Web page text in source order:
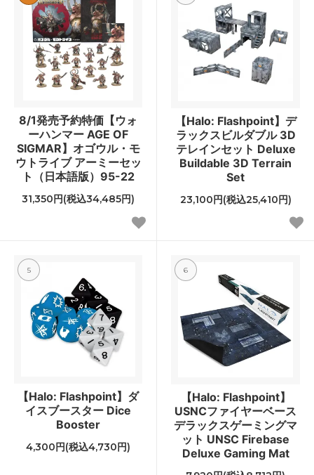
8/1発売予約特価【ウォ
ーハンマー AGE OF
SIGMAR】オゴウル・モ
ウトライブ アーミーセッ
ト（日本語版）95-22
31,350円(税込34,485円)
【Halo: Flashpoint】デ
ラックスビルダブル 3D
テレインセット Deluxe
Buildable 3D Terrain
Set
23,100円(税込25,410円)
5
【Halo: Flashpoint】ダ
イスブースター Dice
Booster
4,300円(税込4,730円)
6
【Halo: Flashpoint】
USNCファイヤーベース
デラックスゲーミングマ
ット UNSC Firebase
Deluxe Gaming Mat